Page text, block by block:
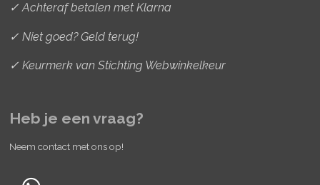
✓ Achteraf betalen met Klarna
✓ Niet goed? Geld terug!
✓ Keurmerk van Stichting Webwinkelkeur
Heb je een vraag?
Neem contact met ons op!